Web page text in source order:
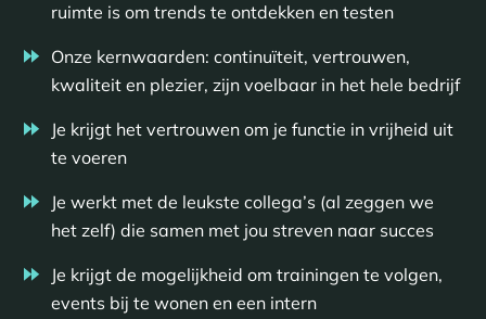
ruimte is om trends te ontdekken en testen
Onze kernwaarden: continuïteit, vertrouwen,
kwaliteit en plezier, zijn voelbaar in het hele bedrijf
Je krijgt het vertrouwen om je functie in vrijheid uit
te voeren
Je werkt met de leukste collega’s (al zeggen we
het zelf) die samen met jou streven naar succes
Je krijgt de mogelijkheid om trainingen te volgen,
events bij te wonen en een intern